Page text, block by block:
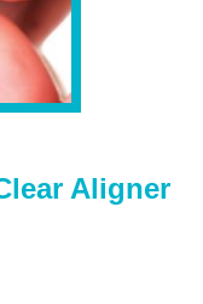
Aligner